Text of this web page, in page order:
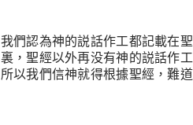
我們認為神的説話作工都記載在
裏，聖經以外再没有神的説話作
所以我們信神就得根據聖經，難